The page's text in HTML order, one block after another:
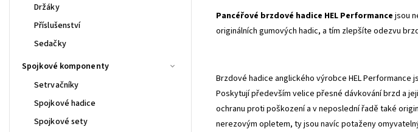
Držáky
Příslušenství
Sedačky
Spojkové komponenty
Setrvačníky
Spojkové hadice
Spojkové sety
Pancéřové brzdové hadice HEL Performance jsou
originálních gumových hadic, a tím zlepšíte odezvu
Brzdové hadice anglického výrobce HEL
Poskytují především velice přesné dávkování brzd a
ochranu proti poškození a v neposlední řadě také
nerezovým opletem, ty jsou navíc potaženy